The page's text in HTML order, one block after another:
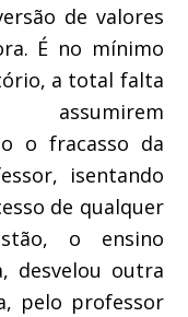
de valores
. É no mínimo
a total falta
o fracasso da
isentando
de qualquer
o ensino
desvelou outra
pelo professor